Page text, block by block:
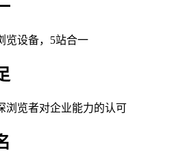
览设备，5站合一
浏览者对企业能力的认可